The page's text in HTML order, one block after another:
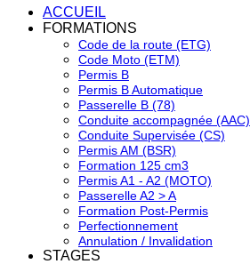
ACCUEIL
FORMATIONS
Code de la route (ETG)
Code Moto (ETM)
Permis B
Permis B Automatique
Passerelle B (78)
Conduite accompagnée (AAC)
Conduite Supervisée (CS)
Permis AM (BSR)
Formation 125 cm3
Permis A1 - A2 (MOTO)
Passerelle A2 > A
Formation Post-Permis
Perfectionnement
Annulation / Invalidation
STAGES